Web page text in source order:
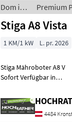
210m² + Batteriekap
Dom in
vrt /
Stiga
Premium
Stiga A8 Vista
1 KM/1 kW L. pr. 2026
Stiga Mähroboter A8 V
Sofort Verfügbar in
Baujahr: 2026 +
bis zu 800m² +
pro Mäheinsatz bis zu
4484